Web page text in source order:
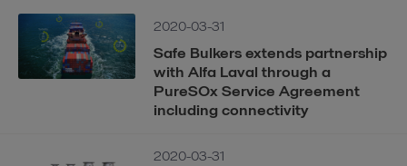
2020-03-31
Safe Bulkers extends partnership
with Alfa Laval through a
PureSOx Service Agreement
including connectivity
2020-03-31